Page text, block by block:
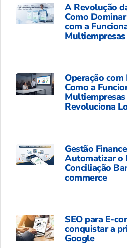
A Revolução
Como
com a
Operação
Como a
Revoluciona
Gestão
Automatizar o
Conciliação
commerce
SEO para E-
conquistar a
Google